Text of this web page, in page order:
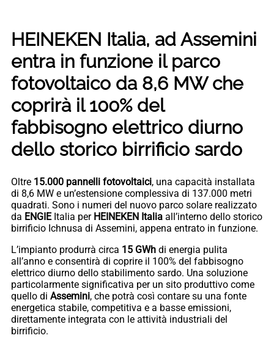
HEINEKEN Italia, ad Assemini
entra in funzione il parco
fotovoltaico da 8,6 MW che
coprirà il 100% del
fabbisogno elettrico diurno
dello storico birrificio sardo
Oltre 15.000 pannelli fotovoltaici, una capacità installata
di 8,6 MW e un’estensione complessiva di 137.000 metri
quadrati. Sono i numeri del nuovo parco solare realizzato
da ENGIEItalia per HEINEKEN Italia all’interno dello storico
birrificio Ichnusa di Assemini, appena entrato in funzione.
L’impianto produrrà circa 15 GWh di energia pulita
all’anno e consentirà di coprire il 100% del fabbisogno
elettrico diurno dello stabilimento sardo. Una soluzione
particolarmente significativa per un sito produttivo come
quello di Assemini, che potrà così contare su una fonte
energetica stabile, competitiva e a basse emissioni,
direttamente integrata con le attività industriali del
birrificio.